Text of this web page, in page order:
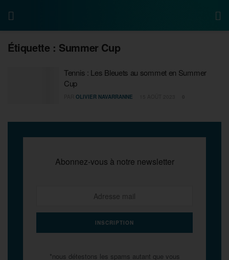
Étiquette : Summer Cup
Tennis : Les Bleuets au sommet en Summer
Cup
OLIVIER NAVARRANNE
Abonnez-vous à notre newsletter
*nous détestons les spams autant que vous